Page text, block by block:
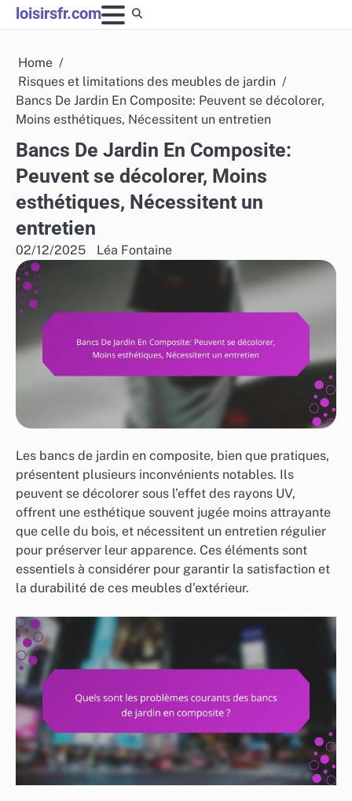
Skip
to
loisirsfr.com
Home
Risques et limitations des meubles de jardin
Bancs De Jardin En Composite: Peuvent se décolorer,
Moins esthétiques, Nécessitent un entretien
Bancs De Jardin En Composite:
Peuvent se décolorer, Moins
esthétiques, Nécessitent un
entretien
02/12/2025 Léa Fontaine
Les bancs de jardin en composite, bien que pratiques,
présentent plusieurs inconvénients notables. Ils
peuvent se décolorer sous l’effet des rayons UV,
offrent une esthétique souvent jugée moins attrayante
que celle du bois, et nécessitent un entretien régulier
pour préserver leur apparence. Ces éléments sont
essentiels à considérer pour garantir la satisfaction et
la durabilité de ces meubles d’extérieur.